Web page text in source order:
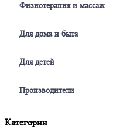
Физиотерапия и массаж
Для дома и быта
Для детей
Производители
Категории